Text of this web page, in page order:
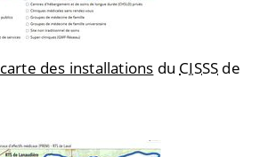
carte des installations du CISSS de